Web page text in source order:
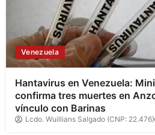
Venezuela
Hantavirus en Venezuela:
confirma tres muertes en
vínculo con Barinas
Lcdo. Wuillians Salgado (CNP: 22.476)